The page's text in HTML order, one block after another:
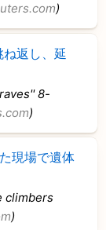
)
返し、延
8-
)
現場で遺体
climbers
)